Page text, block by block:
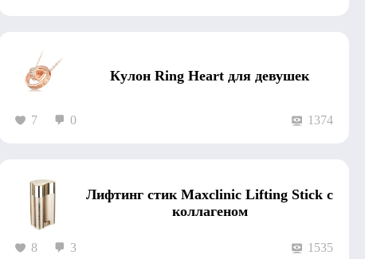
Кулон Ring Heart для девушек
7 0 1374
Лифтинг стик Maxclinic Lifting Stick с
коллагеном
8 3 1535